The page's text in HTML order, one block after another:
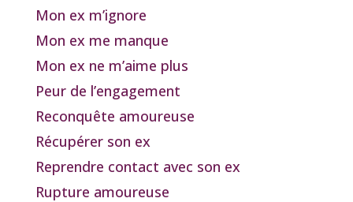
Mon ex m’ignore
Mon ex me manque
Mon ex ne m’aime plus
Peur de l’engagement
Reconquête amoureuse
Récupérer son ex
Reprendre contact avec son ex
Rupture amoureuse